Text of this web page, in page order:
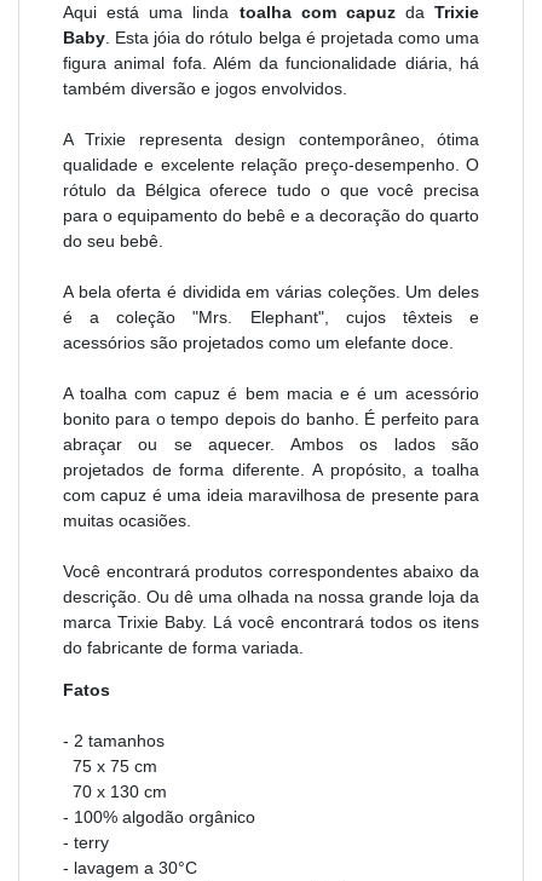
Aqui está uma linda toalha com capuzda Trixie
Baby . Esta jóia do rótulo belga é projetada como uma
figura animal fofa. Além da funcionalidade diária, há
também diversão e jogos envolvidos.
A Trixie representa design contemporâneo, ótima
qualidade e excelente relação preço-desempenho. O
rótulo da Bélgica oferece tudo o que você precisa
para o equipamento do bebê e a decoração do quarto
do seu bebê.
A bela oferta é dividida em várias coleções. Um deles
é a coleção "Mrs. Elephant", cujos têxteis e
acessórios são projetados como um elefante doce.
A toalha com capuz é bem macia e é um acessório
bonito para o tempo depois do banho. É perfeito para
abraçar ou se aquecer. Ambos os lados são
projetados de forma diferente.A propósito, a toalha
com capuz é uma ideia maravilhosa de presente para
muitas ocasiões.
Você encontrará produtos correspondentes abaixo da
descrição. Ou dê uma olhada na nossa grande loja da
marca Trixie Baby. Lá você encontrará todos os itens
do fabricante de forma variada.
Fatos
- 2 tamanhos
75 x 75 cm
70 x 130 cm
- 100% algodão orgânico
- terry
- lavagem a 30°C